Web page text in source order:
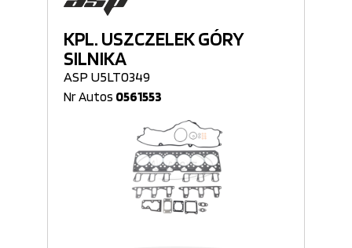
KPL. USZCZELEK GÓRY
SILNIKA
ASP U5LT0349
Nr Autos 0561553